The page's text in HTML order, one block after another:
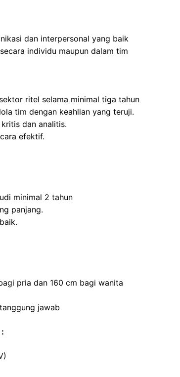
dan interpersonal yang baik
individu maupun dalam tim
ritel selama minimal tiga tahun
tim dengan keahlian yang teruji.
dan analitis.
efektif.
minimal 2 tahun
panjang.
pria dan 160 cm bagi wanita
jawab